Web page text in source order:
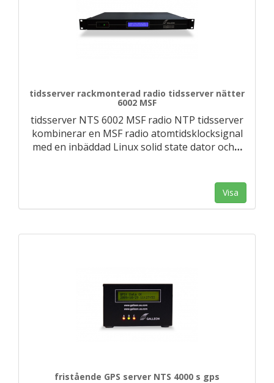
tidsserver rackmonterad radio tidsserver nätter
6002 MSF
tidsserver NTS 6002 MSF radio NTP tidsserver
kombinerar en MSF radio atomtidsklocksignal
med en inbäddad Linux solid state dator och…
Visa
fristående GPS server NTS 4000 s gps